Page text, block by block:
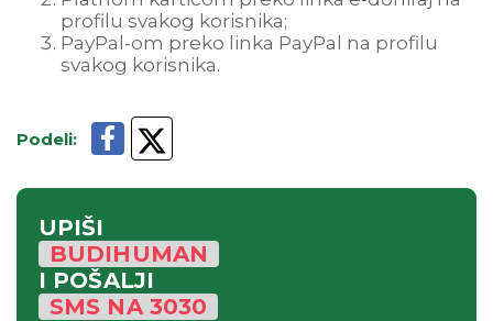
profilu svakog korisnika;
PayPal-om preko linka PayPal na profilu
svakog korisnika.
Podeli:
UPIŠI
BUDIHUMAN
I POŠALJI
SMS NA3030